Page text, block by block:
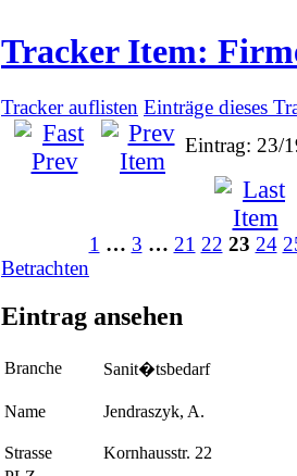
Tracker Item:
Tracker auflisten Einträge dieses
Eintrag: 23/
1 … 3 … 21 22 23 24
Betrachten
Eintrag ansehen
Branche Sanit�tsbedarf
Name Jendraszyk, A.
Strasse
Kornhausstr. 22